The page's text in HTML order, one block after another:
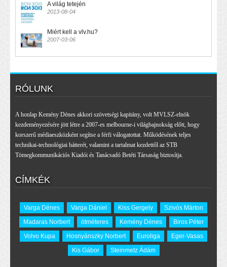
A világ tetején
2013-08-04
Miért kell a vlv.hu?
2007-03-06
RÓLUNK
A honlap Kemény Dénes akkori szövetségi kapitány, volt MVLSZ-elnök
kezdeményezésére jött létre a 2007-es melbourne-i világbajnokság előtt, hogy
korszerű médiaeszközként segítse a férfi válogatottat. Működésének teljes
technikai-technológiai hátterét, valamint a tartalmat kezdettől az STB
Tömegkommunikációs Kiadói és Tanácsadó Betéti Társaság biztosítja.
CÍMKÉK
Varga Dénes Varga Dániel Kiss Gergely
Szivós Márton
Madaras Norbert
ötméteres Kemény Dénes
Biros Péter
Volvo Kupa
Hosnyánszky Norbert Euroliga
Eger-Vasas
Kis Gábor
Steinmetz Ádám